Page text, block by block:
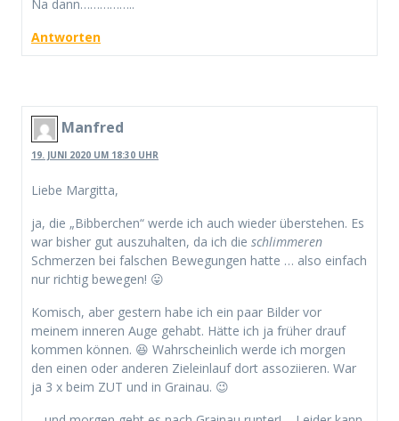
Na dann……………..
Antworten
Manfred
19. JUNI 2020 UM 18:30 UHR
Liebe Margitta,
ja, die „Bibberchen“ werde ich auch wieder überstehen. Es
war bisher gut auszuhalten, da ich die schlimmeren
Schmerzen bei falschen Bewegungen hatte … also einfach
nur richtig bewegen! 😛
Komisch, aber gestern habe ich ein paar Bilder vor
meinem inneren Auge gehabt. Hätte ich ja früher drauf
kommen können. 😆 Wahrscheinlich werde ich morgen
den einen oder anderen Zieleinlauf dort assoziieren. War
ja 3 x beim ZUT und in Grainau. 😉